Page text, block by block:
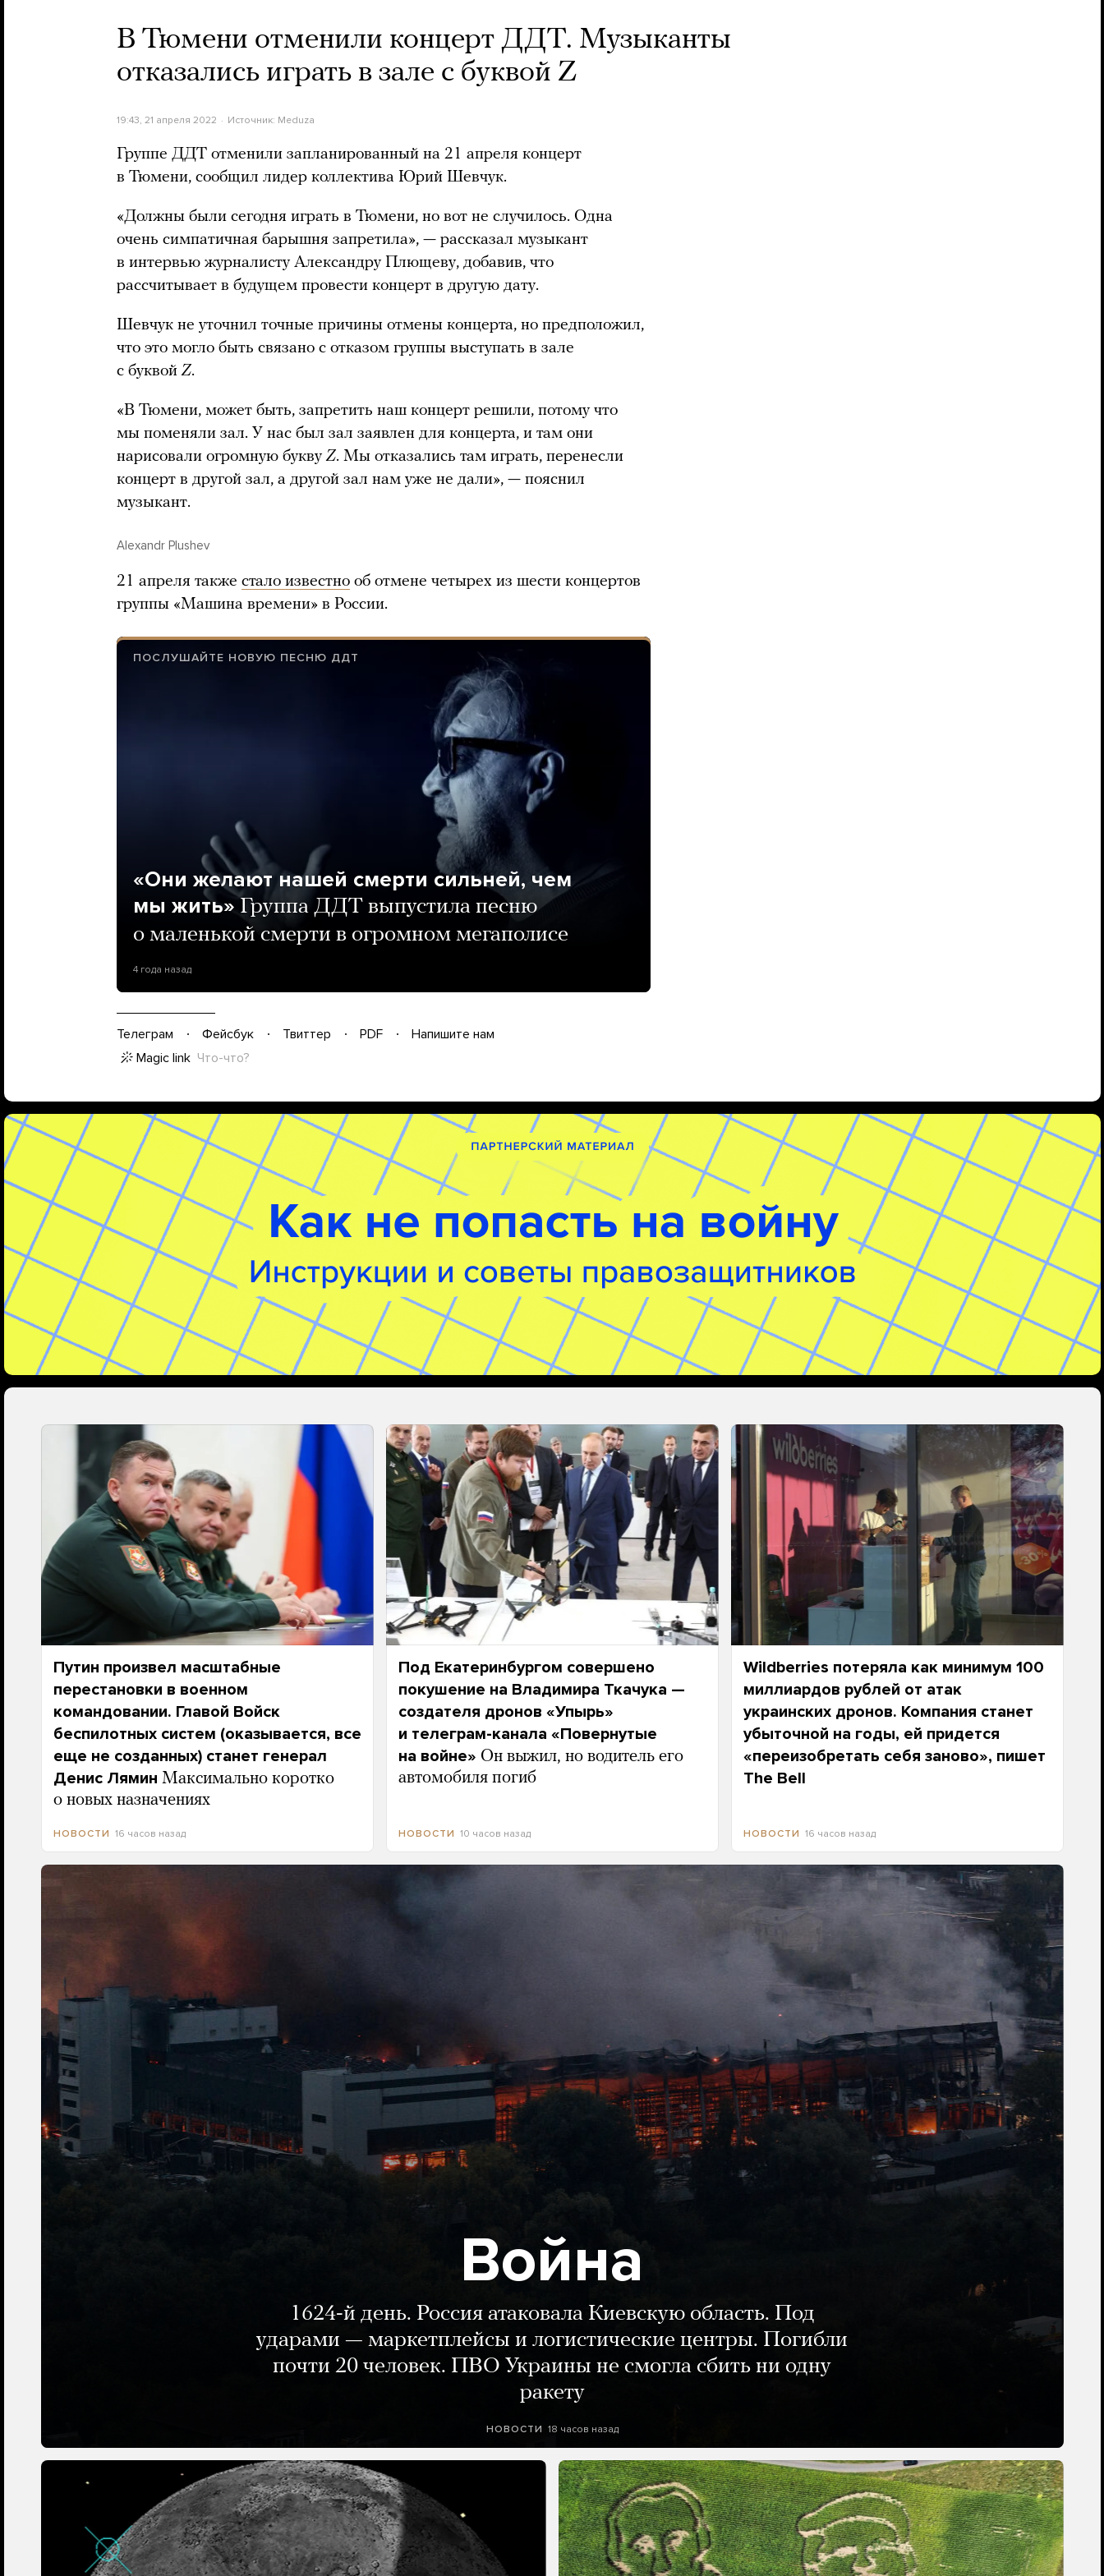
В Тюмени отменили концерт ДДТ. Музыканты
отказались играть в зале с буквой Z
19:43, 21 апреля 2022 Источник: Meduza
Группе ДДТ отменили запланированный на 21 апреля концерт
в Тюмени, сообщил лидер коллектива Юрий Шевчук.
«Должны были сегодня играть в Тюмени, но вот не случилось. Одна
очень симпатичная барышня запретила», — рассказал музыкант
в интервью журналисту Александру Плющеву, добавив, что
рассчитывает в будущем провести концерт в другую дату.
Шевчук не уточнил точные причины отмены концерта, но предположил,
что это могло быть связано с отказом группы выступать в зале
с буквойZ.
«В Тюмени, может быть, запретить наш концерт решили, потому что
мы поменяли зал. У нас был зал заявлен для концерта, и там они
нарисовали огромную буквуZ. Мы отказались там играть, перенесли
концерт в другой зал, а другой зал нам уже не дали», — пояснил
музыкант.
Alexandr Plushev
21 апреля также стало известно об отмене четырех из шести концертов
группы «Машина времени» в России.
ПОСЛУШАЙТЕ НОВУЮ ПЕСНЮ ДДТ
«Они желают нашей смерти сильней, чем
мы жить» Группа ДДТ выпустила песню
о маленькой смерти в огромном мегаполисе
4 года назад
Телеграм Фейсбук Твиттер PDF
Напишите нам
Magic link Что-что?
Путин произвел масштабные
перестановки в военном
командовании. Главой Войск
беспилотных систем (оказывается, все
еще не созданных) станет генерал
Денис Лямин Максимально коротко
о новых назначениях
НОВОСТИ 16 часов назад
Под Екатеринбургом совершено
покушение на Владимира Ткачука —
создателя дронов «Упырь»
и телеграм-канала «Повернутые
на войне» Он выжил, но водитель его
автомобиля погиб
НОВОСТИ 10 часов назад
Wildberries потеряла как минимум 100
миллиардов рублей от атак
украинских дронов. Компания станет
убыточной на годы, ей придется
«переизобретать себя заново», пишет
The Bell
НОВОСТИ 16 часов назад
Война
1624-й день. Россия атаковала Киевскую область. Под
ударами — маркетплейсы и логистические центры. Погибли
почти 20 человек. ПВО Украины не смогла сбить ни одну
ракету
НОВОСТИ 18 часов назад